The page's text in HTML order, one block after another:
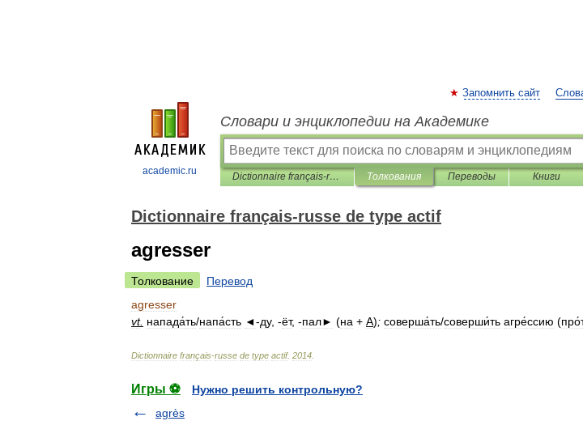
academic.ru
Запомнить сайт
Словари и энциклопедии на Академике
Dictionnaire français-russe de type actif Толкования Переводы Книги
Dictionnaire français-russe de type actif
agresser
Толкование
Перевод
agresser
vt. напада́ть/напа́сть ◄-ду, -ёт, -пал► (на + A); соверша́ть/соверши́ть агре́ссию (
Dictionnaire français-russe de type actif. 2014
Игры ⚽
Нужно решить контрольную?
agrès